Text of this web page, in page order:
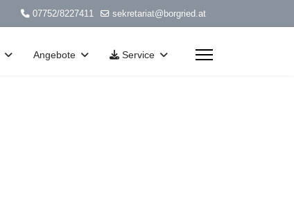
07752/8227411 sekretariat@borgried.at
Angebote Service